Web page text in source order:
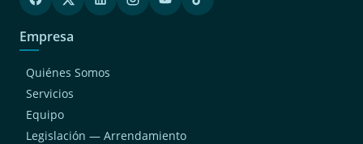
Empresa
Quiénes Somos
Servicios
Equipo
Legislación — Arrendamiento